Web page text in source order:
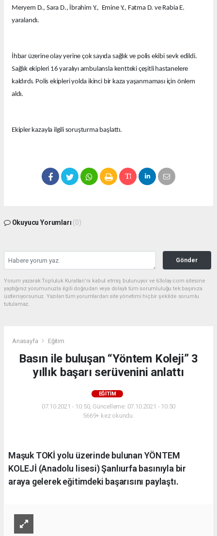
Meryem D., Sara D., İbrahim Y., Emine Y., Fatma D. ve Rabia E.
yaralandı.
İhbar üzerine olay yerine çok sayıda sağlık ve polis ekibi sevk edildi.
Sağlık ekipleri 16 yaralıyı ambulansla kentteki çeşitli hastanelere
kaldırdı. Polis ekipleri yolda ikinci bir kaza yaşanmaması için önlem
aldı.
Ekipler kazayla ilgili soruşturma başlattı.
Okuyucu Yorumları (0)
Gönder
Yorum yazarak Topluluk Kuralları’nı kabul etmiş bulunuyor ve 63olay.com sitesine
yaptığınız yorumunuzla ilgili doğrudan veya dolaylı tüm sorumluluğu tek başınıza
üstleniyorsunuz. Yazılan tüm yorumlardan site yönetimi hiçbir şekilde sorumlu
tutulamaz.
Anasayfa Eğitim
Basın ile buluşan “Yöntem Koleji” 3
yıllık başarı serüvenini anlattı
EĞITIM
07.10.2021 - 10:50, Güncelleme: 07.10.2021 - 10:50
5669+ kez okundu.
Maşuk TOKİ yolu üzerinde bulunan YÖNTEM
KOLEJİ (Anadolu lisesi) Şanlıurfa basınıyla bir
araya gelerek eğitimdeki başarısını paylaştı.